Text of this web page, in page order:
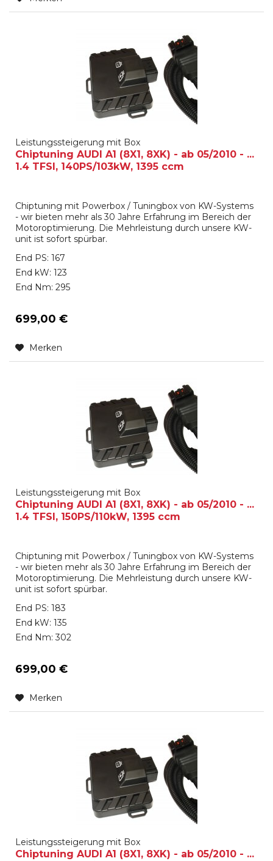
Leistungssteigerung mit Box
Chiptuning AUDI A1 (8X1, 8XK) - ab 05/2010 - ...
1.4 TFSI, 140PS/103kW, 1395 ccm
Chiptuning mit Powerbox / Tuningbox von KW-Systems
- wir bieten mehr als 30 Jahre Erfahrung im Bereich der
Motoroptimierung. Die Mehrleistung durch unsere KW-
unit ist sofort spürbar.
End PS: 167
End kW: 123
End Nm: 295
699,00 €
Merken
Leistungssteigerung mit Box
Chiptuning AUDI A1 (8X1, 8XK) - ab 05/2010 - ...
1.4 TFSI, 150PS/110kW, 1395 ccm
Chiptuning mit Powerbox / Tuningbox von KW-Systems
- wir bieten mehr als 30 Jahre Erfahrung im Bereich der
Motoroptimierung. Die Mehrleistung durch unsere KW-
unit ist sofort spürbar.
End PS: 183
End kW: 135
End Nm: 302
699,00 €
Merken
Leistungssteigerung mit Box
Chiptuning AUDI A1 (8X1, 8XK) - ab 05/2010 - ...